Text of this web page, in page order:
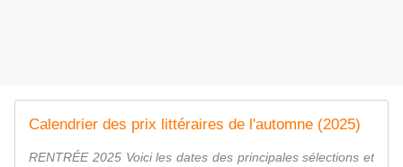
Calendrier des prix littéraires de l'automne (2025)
RENTRÉE 2025 Voici les dates des principales sélections et